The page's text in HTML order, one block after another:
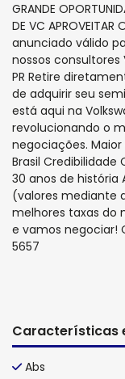
GRANDE
DE VC APROVEITAR
anunciado válido
nossos
PR Retire
de adquirir seu
está aqui na
revolucionando o
negociações.
Brasil
30 anos de
(valores mediante
melhores taxas do
e vamos negociar!
5657
Características
Abs